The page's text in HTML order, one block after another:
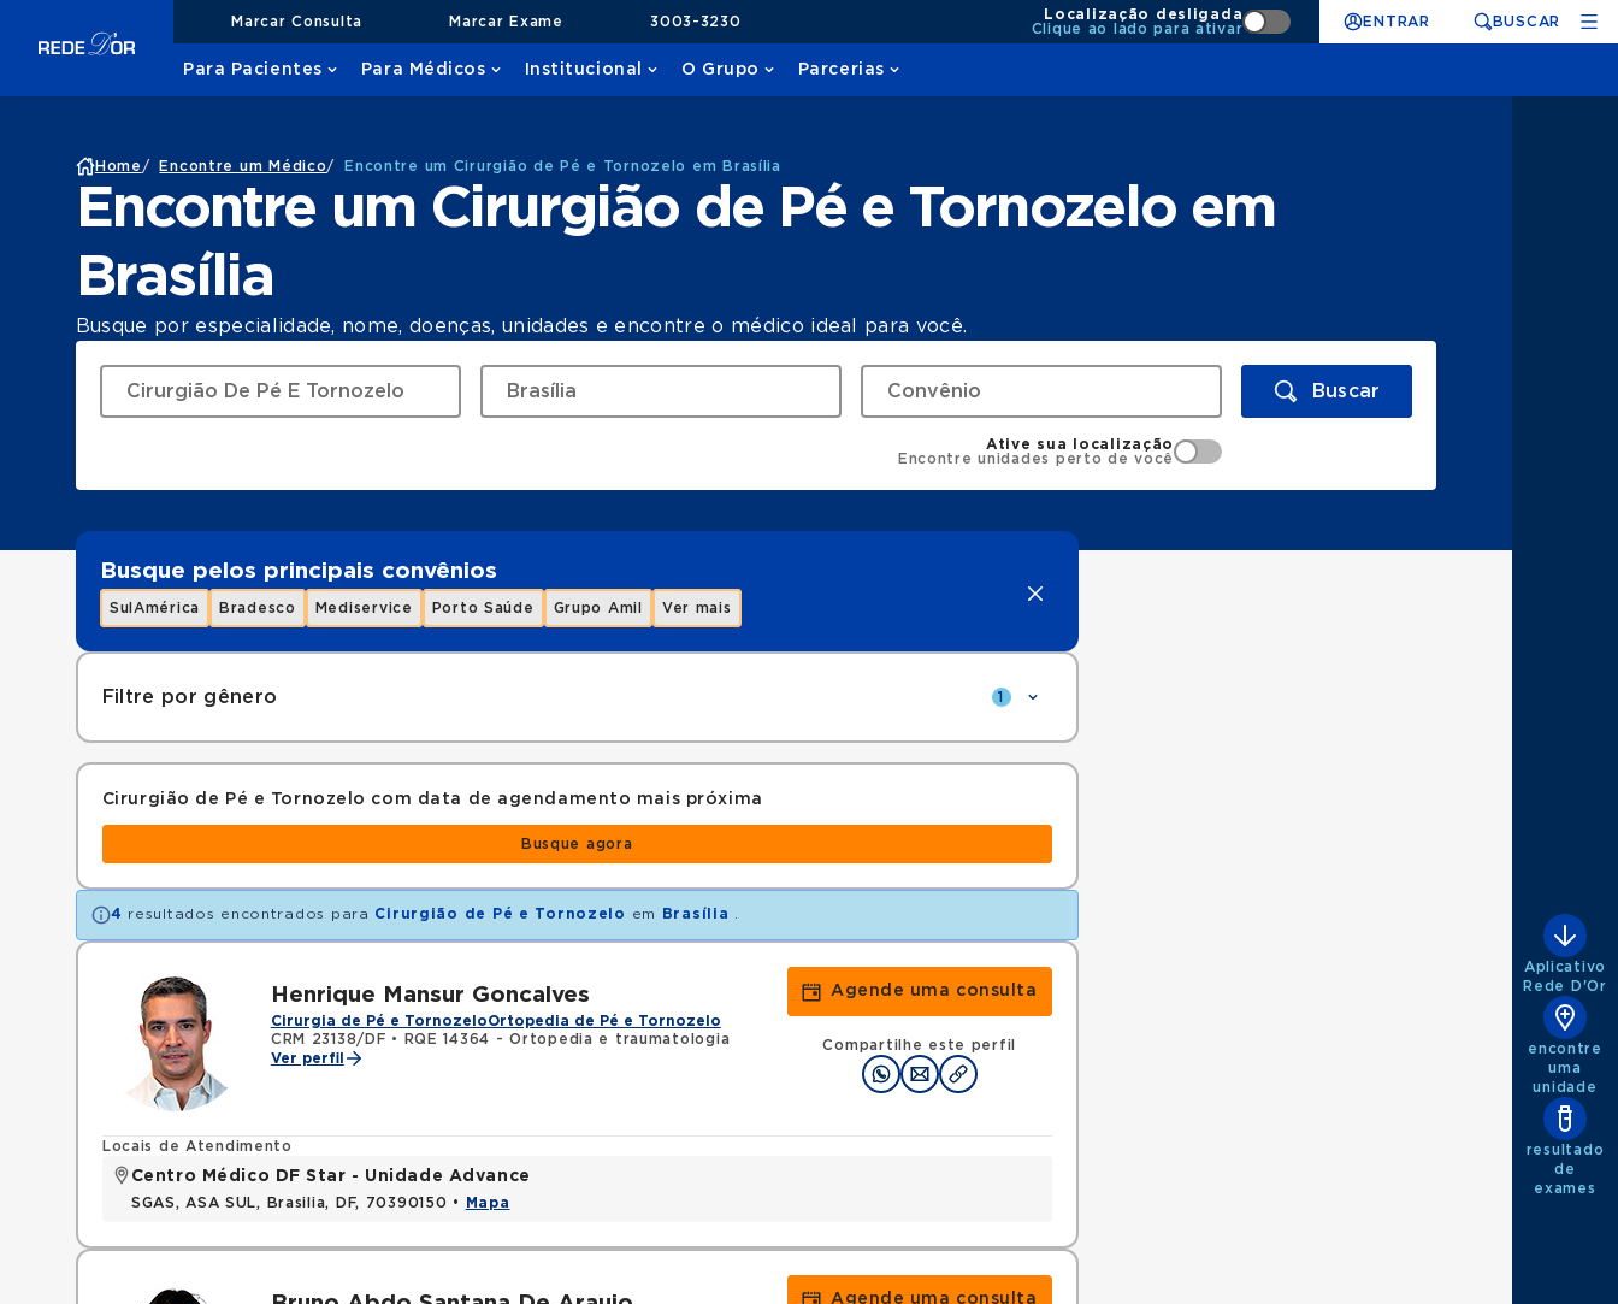
Marcar Consulta Marcar Exame 3003-3230
Localização desligada
Clique ao lado para ativar
ENTRAR BUSCAR
Para Pacientes Para Médicos Institucional O Grupo Parcerias
Home / Encontre um Médico/ Encontre um Cirurgião de Pé e Tornozelo em Brasília
Encontre um Cirurgião de Pé e Tornozelo em
Brasília
Busque por especialidade, nome, doenças, unidades e encontre o médico ideal para você.
Buscar
Ative sua localização
Encontre unidades perto de você
Busque pelos principais convênios
SulAmérica Bradesco Mediservice Porto Saúde Grupo Amil Ver mais
Filtre por gênero 1
Cirurgião de Pé e Tornozelo com data de agendamento mais próxima
Busque agora
4 resultados encontrados para Cirurgião de Pé e Tornozelo em Brasília
Henrique Mansur Goncalves
Cirurgia de Pé e TornozeloOrtopedia de Pé e Tornozelo
CRM 23138/DF •
RQE 14364 - Ortopedia e traumatologia
Ver perfil
Agende uma consulta
Compartilhe este perfil
Locais de Atendimento
Centro Médico DF Star - Unidade Advance
SGAS, ASA SUL, Brasilia, DF, 70390150 • Mapa
Agende uma consulta
Aplicativo
Rede D'Or
encontre
uma
unidade
resultado
de
exames